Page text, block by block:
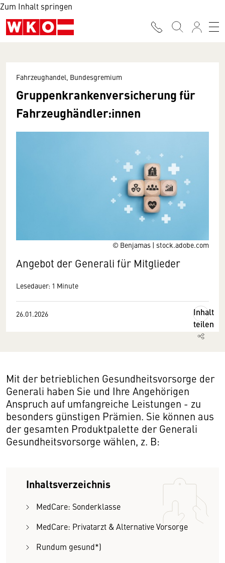
Zum Inhalt springen
© Benjamas | stock.adobe.com
Fahrzeughandel, Bundesgremium
Gruppenkrankenversicherung für
Fahrzeughändler:innen
Angebot der Generali für Mitglieder
Lesedauer: 1 Minute
26.01.2026
Inhalt
teilen
Mit der betrieblichen Gesundheitsvorsorge der
Generali haben Sie und Ihre Angehörigen
Anspruch auf umfangreiche Leistungen - zu
besonders günstigen Prämien. Sie können aus
der gesamten Produkt­palette der Generali
Gesundheitsvorsorge wählen, z. B:
Inhaltsverzeichnis
MedCare: Sonderklasse
MedCare: Privatarzt & Alternative Vorsorge
Rundum gesund*)